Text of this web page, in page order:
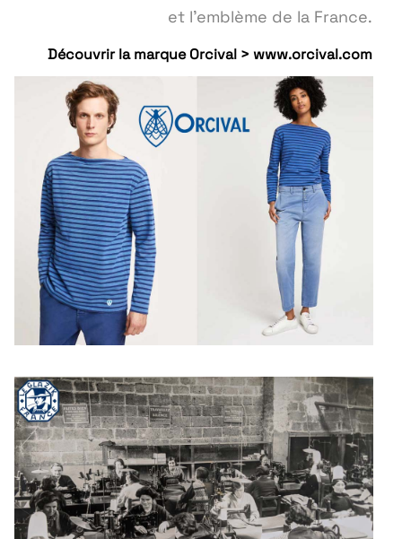
et l’emblème de la France.
Découvrir la marque Orcival > www.orcival.com